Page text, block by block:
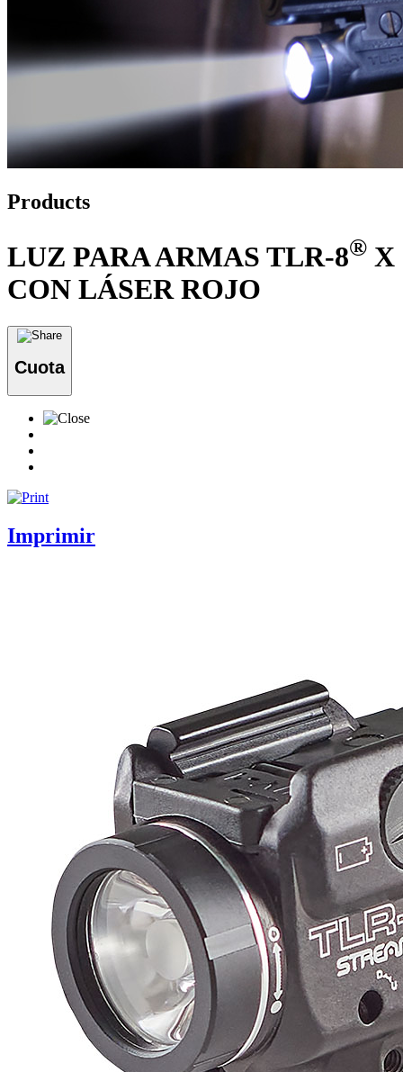
Products
LUZ PARA ARMAS TLR-8® X
CON LÁSER ROJO
Cuota
Imprimir